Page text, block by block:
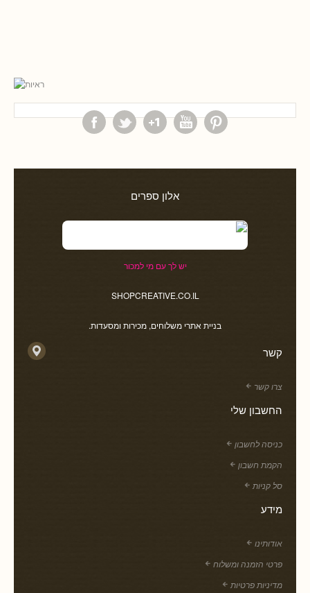
אלון ספרים
יש לך עם מי למכור
SHOPCREATIVE.CO.IL
בניית אתרי משלוחים, מכירות ומסעדות.
קשר
צרו קשר
החשבון שלי
כניסה לחשבון
הקמת חשבון
סל קניות
מידע
אודותינו
פרטי הזמנה ומשלוח
מדיניות פרטיות